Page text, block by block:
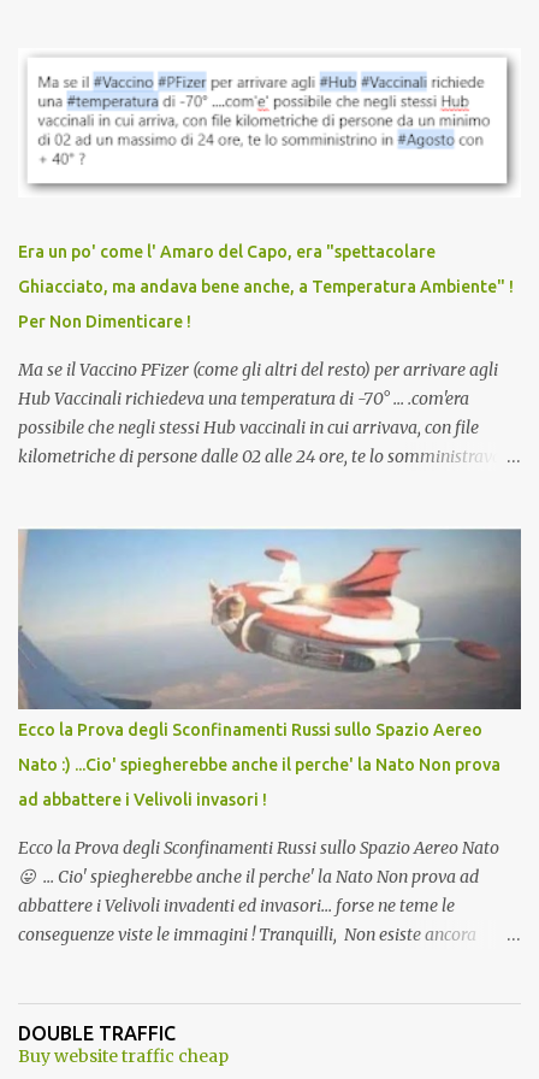
vaccinazione. Non avevamo mai sentito parlare di ricompense,
sconti, incentivi per vaccinarsi. Non avevamo mai visto
discriminazioni per coloro che non l’hanno fatto. Se non sei stato
vaccinato, nessuno aveva prima cercato di farti sentire una
persona cattiva. Non avevamo mai visto un vaccino che minacci le
vaccino usato per minacciare i mezzi di sussistenza, il lavoro o la
scuola. Non avevamo mai visto un vaccino che permettesse a un
dodicenne di ignorare il consenso dei genitori. Dopo tutti i vaccini
che abbiamo elencato sopra...
Era un po' come l' Amaro del Capo, era "spettacolare
Ghiacciato, ma andava bene anche, a Temperatura Ambiente" !
Per Non Dimenticare !
Ma se il Vaccino PFizer (come gli altri del resto) per arrivare agli
Hub Vaccinali richiedeva una temperatura di -70° ... .com'era
possibile che negli stessi Hub vaccinali in cui arrivava, con file
kilometriche di persone dalle 02 alle 24 ore, te lo somministravano
Vaccino come: l' Amaro del Capo, era "spettacolare Ghiacciato, ma
andava bene anche, a Temperatura Ambiente"! Riproponiamo
l'articolo per NON Dimenticare!
Ecco la Prova degli Sconfinamenti Russi sullo Spazio Aereo
Nato :) ...Cio' spiegherebbe anche il perche' la Nato Non prova
ad abbattere i Velivoli invasori !
Ecco la Prova degli Sconfinamenti Russi sullo Spazio Aereo Nato
😛 ... Cio' spiegherebbe anche il perche' la Nato Non prova ad
abbattere i Velivoli invadenti ed invasori... forse ne teme le
conseguenze viste le immagini ! Tranquilli, Non esiste ancora
ancora una fantasia Nato o forse una "False Flag", per provocare
una guerra mondiale che difficilmente da menti sane, potrebbe
DOUBLE TRAFFIC
Buy website traffic cheap